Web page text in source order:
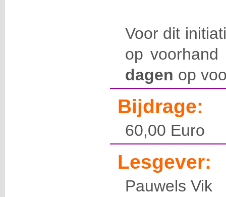
Voor dit
op
dagen op
Bijdrage:
60,00 Euro
Lesgever:
Pauwels Vik